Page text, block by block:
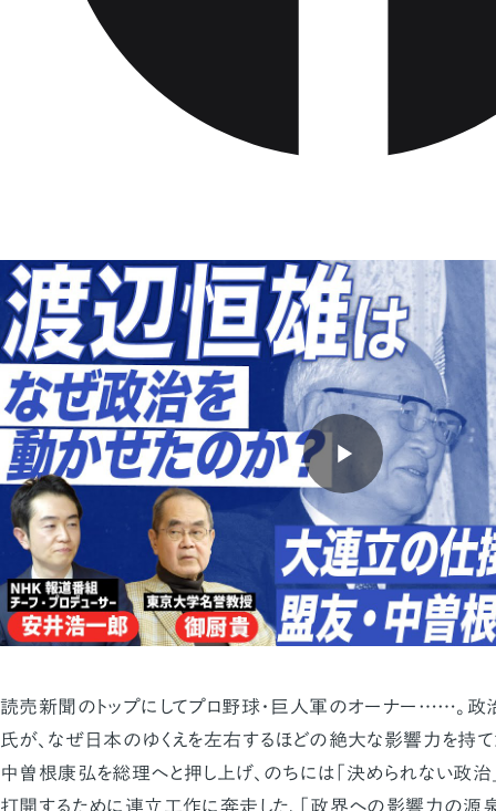
読売新聞のトップにしてプロ野球・巨人軍のオーナー……。
氏が、なぜ日本のゆくえを左右するほどの絶大な影響力を持
中曽根康弘を総理へと押し上げ、のちには「決められない政
打開するために連立工作に奔走した、「政界への影響力の源泉